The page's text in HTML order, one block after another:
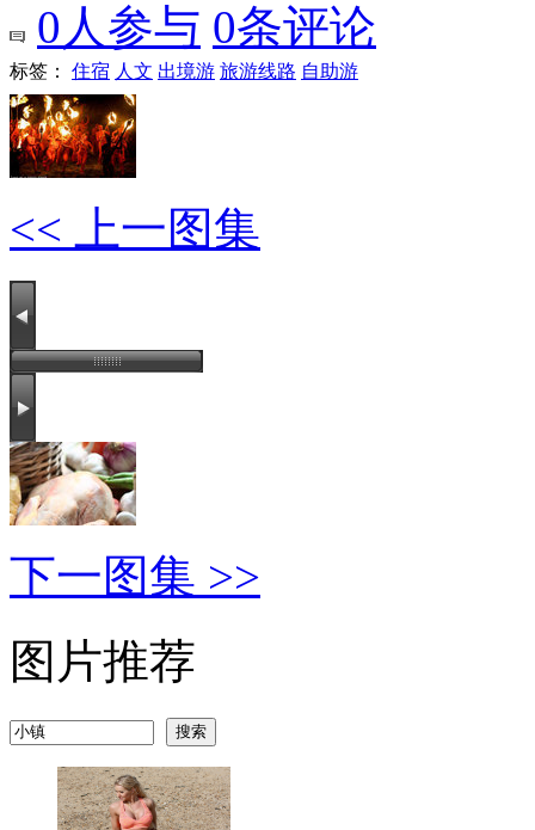
0 人参与 0条评论
标签： 住宿 人文 出境游 旅游线路 自助游
<< 上一图集
下一图集 >>
图片推荐